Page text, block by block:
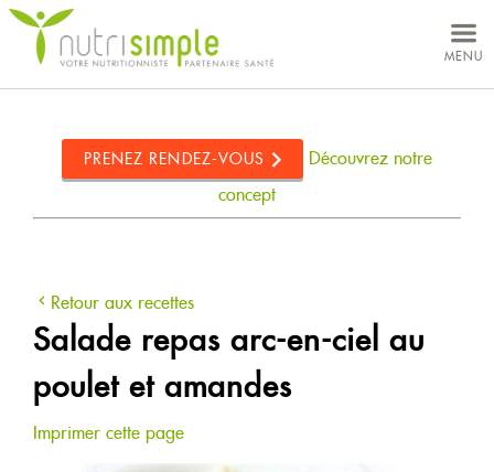
MENU
PRENEZ RENDEZ-VOUS
Découvrez notre
concept
Retour aux recettes
Salade repas arc-en-ciel au
poulet et amandes
Imprimer cette page
NUTRITIONNISTES
À PROPOS